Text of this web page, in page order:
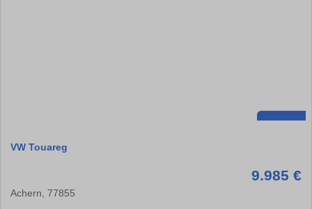
VW Touareg
9.985 €
Achern, 77855